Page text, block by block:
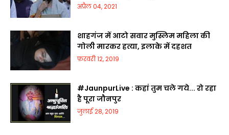
अप्रैल 04, 2021
शाहगंज में आटो सवार मुस्लिम महिला की
गोली मारकर हत्या, इलाके में दहशत
फ़रवरी 12, 2019
#JaunpurLive : कहां तुम चले गये... रो रहा
है पूरा जौनपुर
जुलाई 28, 2019